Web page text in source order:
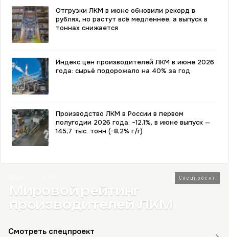
Отгрузки ЛКМ в июне обновили рекорд в
рублях, но растут всё медленнее, а выпуск в
тоннах снижается
Индекс цен производителей ЛКМ в июне 2026
года: сырьё подорожало на 40% за год
Производство ЛКМ в России в первом
полугодии 2026 года: −12,1%, в июне выпуск —
145,7 тыс. тонн (−8,2% г/г)
Спецпроект
Мировой рейтинг
производителей ЛКМ
Смотреть спецпроект